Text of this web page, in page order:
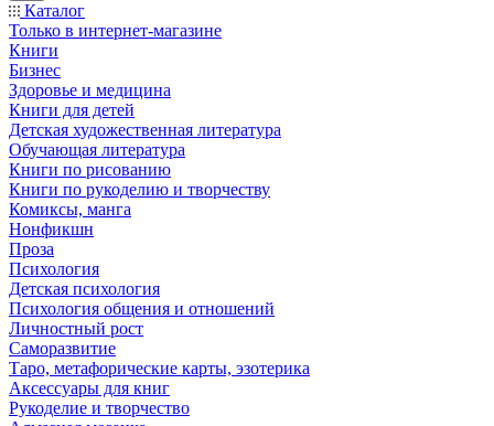
Каталог
Только в интернет-магазине
Книги
Бизнес
Здоровье и медицина
Книги для детей
Детская художественная литература
Обучающая литература
Книги по рисованию
Книги по рукоделию и творчеству
Комиксы, манга
Нонфикшн
Проза
Психология
Детская психология
Психология общения и отношений
Личностный рост
Саморазвитие
Таро, метафорические карты, эзотерика
Аксессуары для книг
Рукоделие и творчество